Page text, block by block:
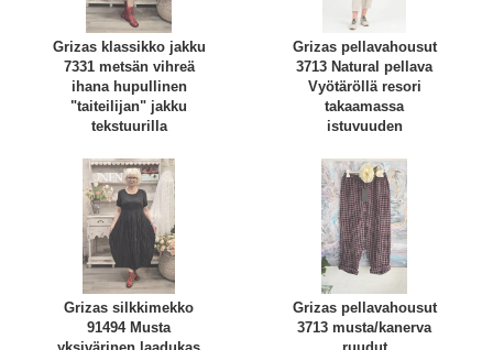
Grizas klassikko jakku
7331 metsän vihreä
ihana hupullinen
"taiteilijan" jakku
tekstuurilla
Grizas pellavahousut
3713 Natural pellava
Vyötäröllä resori
takaamassa
istuvuuden
Grizas silkkimekko
91494 Musta
Grizas pellavahousut
3713 musta/kanerva